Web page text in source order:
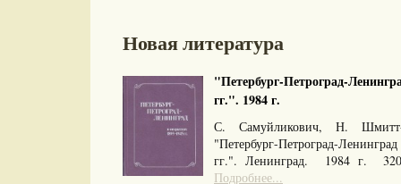
Новая литература
"Петербург-Петроград-
гг.". 1984 г.
С. Самуйликович, Н.
"Петербург-Петроград-
гг.". Ленинград. 1984 г.
Подробнее...